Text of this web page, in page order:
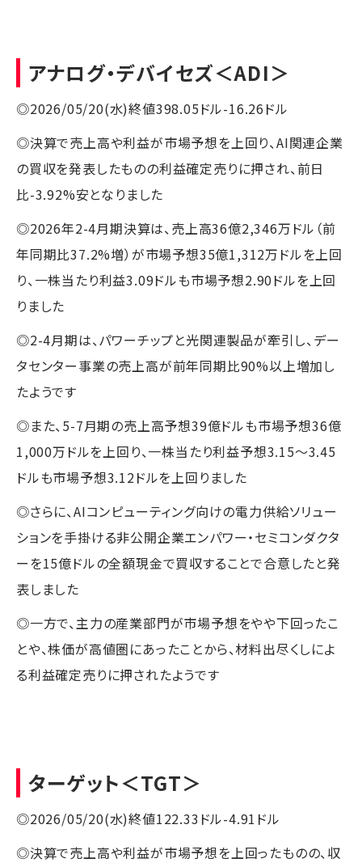
アナログ・デバイセズ＜ADI＞
◎2026/05/20(水)終値398.05ドル-16.26ドル
◎決算で売上高や利益が市場予想を上回り、AI関連企業
の買収を発表したものの利益確定売りに押され、前日
比-3.92%安となりました
◎2026年2-4月期決算は、売上高36億2,346万ドル（前
年同期比37.2%増）が市場予想35億1,312万ドルを上回
り、一株当たり利益3.09ドルも市場予想2.90ドルを上回
りました
◎2-4月期は、パワーチップと光関連製品が牽引し、デー
タセンター事業の売上高が前年同期比90%以上増加し
たようです
◎また、5-7月期の売上高予想39億ドルも市場予想36億
1,000万ドルを上回り、一株当たり利益予想3.15～3.45
ドルも市場予想3.12ドルを上回りました
◎さらに、AIコンピューティング向けの電力供給ソリュー
ションを手掛ける非公開企業エンパワー・セミコンダクタ
ーを15億ドルの全額現金で買収することで合意したと発
表しました
◎一方で、主力の産業部門が市場予想をやや下回ったこ
とや、株価が高値圏にあったことから、材料出尽くしによ
る利益確定売りに押されたようです
ターゲット＜TGT＞
◎2026/05/20(水)終値122.33ドル-4.91ドル
◎決算で売上高や利益が市場予想を上回ったものの、収